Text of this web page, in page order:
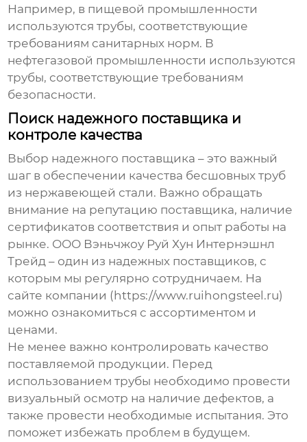
Например, в пищевой промышленности
используются трубы, соответствующие
требованиям санитарных норм. В
нефтегазовой промышленности используются
трубы, соответствующие требованиям
безопасности.
Поиск надежного поставщика и
контроле качества
Выбор надежного поставщика – это важный
шаг в обеспечении качества бесшовных труб
из нержавеющей стали. Важно обращать
внимание на репутацию поставщика, наличие
сертификатов соответствия и опыт работы на
рынке. ООО Вэньчжоу Руй Хун Интернэшнл
Трейд – один из надежных поставщиков, с
которым мы регулярно сотрудничаем. На
сайте компании (https://www.ruihongsteel.ru)
можно ознакомиться с ассортиментом и
ценами.
Не менее важно контролировать качество
поставляемой продукции. Перед
использованием трубы необходимо провести
визуальный осмотр на наличие дефектов, а
также провести необходимые испытания. Это
поможет избежать проблем в будущем.